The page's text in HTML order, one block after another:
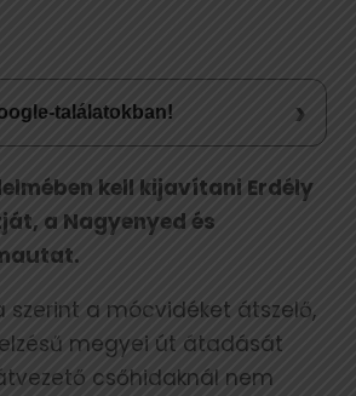
találatokban! ›
kell kijavítani Erdély
a Nagyenyed és
szerint a mócvidéket átszelő,
megyei út átadását
csőhidaknál nem